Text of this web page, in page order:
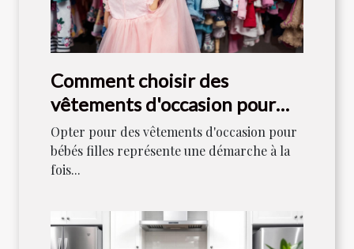
Comment choisir des
vêtements d'occasion pour
bébés filles
Opter pour des vêtements d'occasion pour
bébés filles représente une démarche à la
fois...